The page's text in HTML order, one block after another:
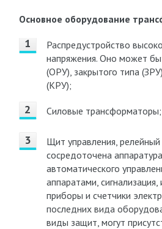
Основное оборудование
Распредустройство
напряжения. Оно может
(ОРУ), закрытого типа
(КРУ);
Силовые трансформаторы;
Щит управления, релейный
сосредоточена
автоматического
аппаратами,
приборы и счетчики
последних вида
виды защит, могут